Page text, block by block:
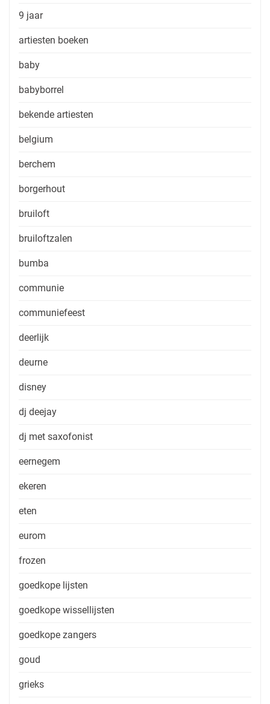
9 jaar
artiesten boeken
baby
babyborrel
bekende artiesten
belgium
berchem
borgerhout
bruiloft
bruiloftzalen
bumba
communie
communiefeest
deerlijk
deurne
disney
dj deejay
dj met saxofonist
eernegem
ekeren
eten
eurom
frozen
goedkope lijsten
goedkope wissellijsten
goedkope zangers
goud
grieks